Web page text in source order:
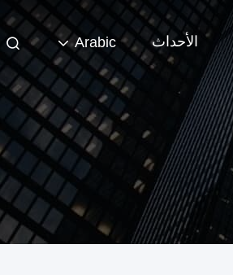
الأحداث Arabic